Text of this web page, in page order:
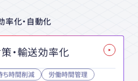
率化・自動化
・輸送効率化
ち時間削減
労働時間管理